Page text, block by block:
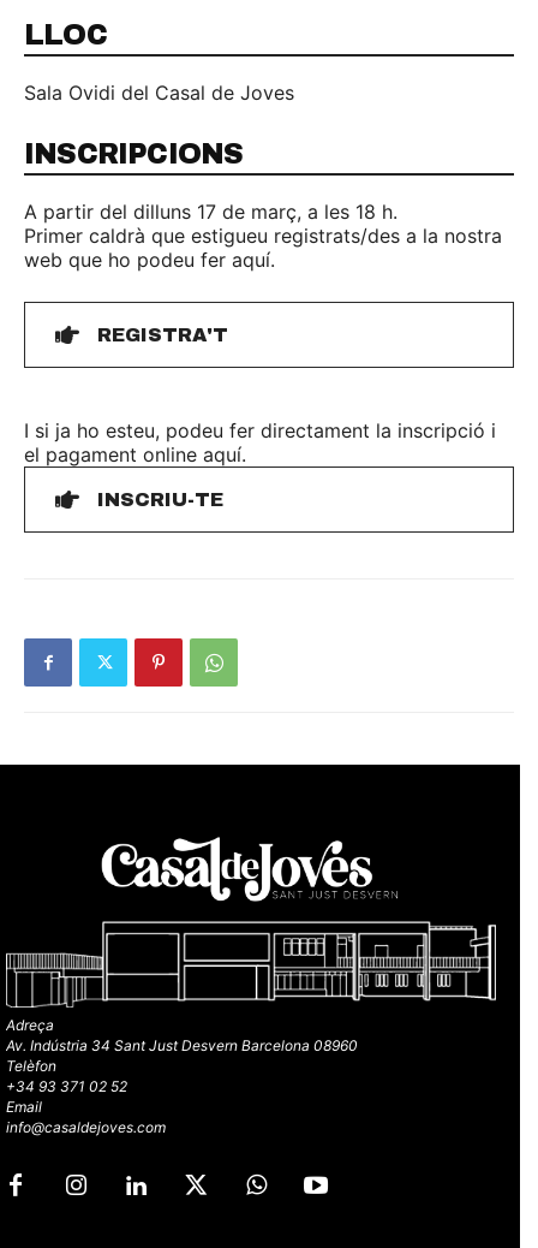
LLOC
Sala Ovidi del Casal de Joves
INSCRIPCIONS
A partir del dilluns 17 de març, a les 18 h.
Primer caldrà que estigueu registrats/des a la nostra
web que ho podeu fer aquí.
REGISTRA'T
I si ja ho esteu, podeu fer directament la inscripció i
el pagament online aquí.
INSCRIU-TE
Adreça
Av. Indústria 34 Sant Just Desvern Barcelona 08960
Telèfon
+34 93 371 02 52
Email
info@casaldejoves.com